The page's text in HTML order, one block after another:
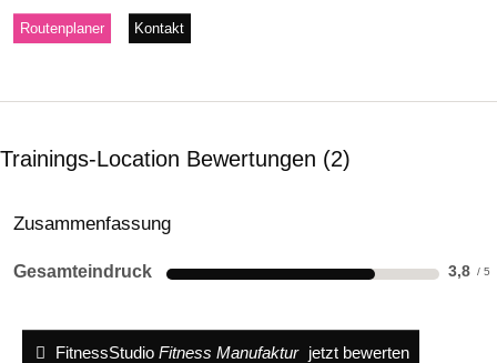
Routenplaner Kontakt
Trainings-Location Bewertungen 2
Zusammenfassung
Gesamteindruck 3,8
FitnessStudio Fitness Manufaktur jetzt bewerten